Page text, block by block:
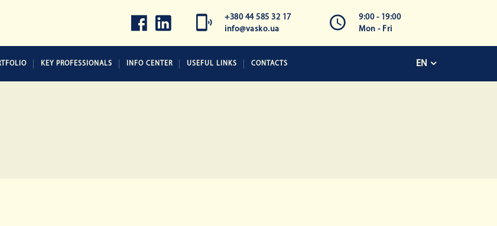
+380 44 585 32 17
info@vasko.ua
9:00 - 19:00
Mon - Fri
KEY PROFESSIONALS INFO CENTER USEFUL LINKS CONTACTS EN